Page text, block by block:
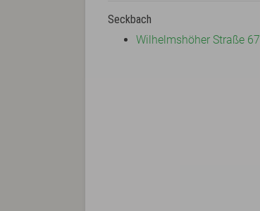
Seckbach
Wilhelmshöher Straße 67